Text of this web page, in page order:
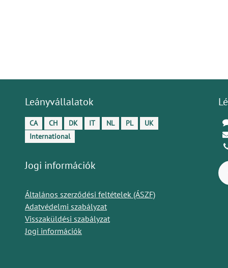
Leányvállalatok
CA CH DK IT NL PL
UK
International
Jogi információk
Általános szerződési feltételek (ÁSZF)
Adatvédelmi szabályzat
Visszaküldési szabályzat
Jogi információk